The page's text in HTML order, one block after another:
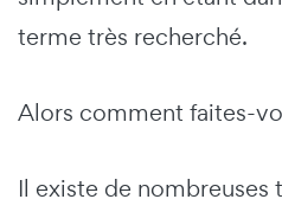
terme très recherché.
Alors comment faites-
Il existe de nombreuses